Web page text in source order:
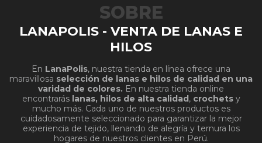
SOBRE
LANAPOLIS - VENTA DE LANAS E
HILOS
En LanaPolis, nuestra tienda en línea ofrece una
maravillosa selección de lanas e hilos de calidad en una
varidad de colores. En nuestra tienda online
encontrarás lanas, hilos de alta calidad, crochets y
mucho más. Cada uno de nuestros productos es
cuidadosamente seleccionado para garantizar la mejor
experiencia de tejido, llenando de alegría y ternura los
hogares de nuestros clientes en Perú.